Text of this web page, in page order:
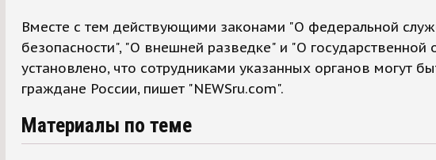
Вместе с тем действующими законами "О федеральной
безопасности", "О внешней разведке" и "О государственной
установлено, что сотрудниками указанных органов могут
граждане России, пишет "NEWSru.com".
Материалы по теме